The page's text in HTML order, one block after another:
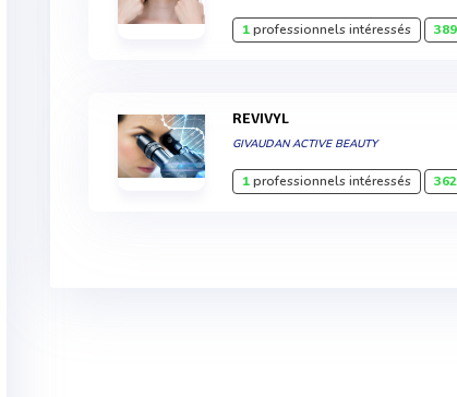
1professionnels intéressés 389
REVIVYL
GIVAUDAN ACTIVE BEAUTY
1professionnels intéressés 362